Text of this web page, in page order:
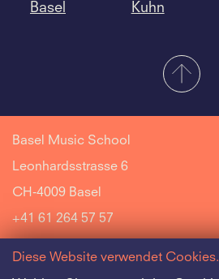
Basel
Kuhn
Basel Music School
Leonhardsstrasse 6
CH-4009 Basel
+41 61 264 57 57
Diese Website verwendet Cookies.